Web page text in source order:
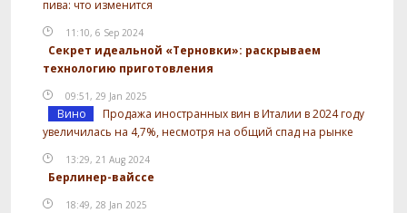
пива: что изменится
11:10, 6 Sep 2024
Секрет идеальной «Терновки»: раскрываем
технологию приготовления
09:51, 29 Jan 2025
Вино
Продажа иностранных вин в Италии в 2024 году
увеличилась на 4,7%, несмотря на общий спад на рынке
13:29, 21 Aug 2024
Берлинер-вайссе
18:49, 28 Jan 2025